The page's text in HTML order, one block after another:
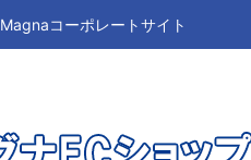
Magnaコーポレートサイト